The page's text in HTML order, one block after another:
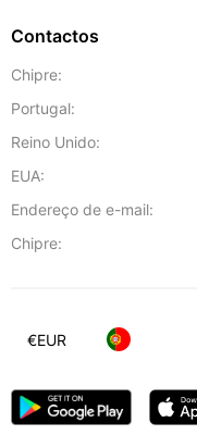
Contactos
Chipre:
Portugal:
Reino Unido:
EUA:
Endereço de e-mail:
Chipre:
€EUR